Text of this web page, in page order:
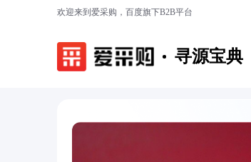
欢迎来到爱采购，百度旗下B2B平台
寻源宝典